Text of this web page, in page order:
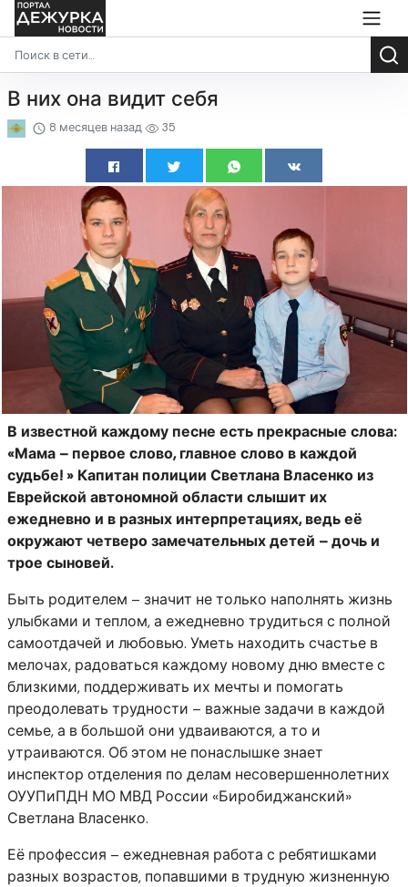
В них она видит себя
8 месяцев назад 35
В известной каждому песне есть прекрасные слова:
«Мама – первое слово, главное слово в каждой
судьбе! » Капитан полиции Светлана Власенко из
Еврейской автономной области слышит их
ежедневно и в разных интерпретациях, ведь её
окружают четверо замечательных детей – дочь и
трое сыновей.
Быть родителем – значит не только наполнять жизнь
улыбками и теплом, а ежедневно трудиться с полной
самоотдачей и любовью. Уметь находить счастье в
мелочах, радоваться каждому новому дню вместе с
близкими, поддерживать их мечты и помогать
преодолевать трудности – важные задачи в каждой
семье, а в большой они удваиваются, а то и
утраиваются. Об этом не понаслышке знает
инспектор отделения по делам несовершеннолетних
ОУУПиПДН МО МВД России «Биробиджанский»
Светлана Власенко.
Её профессия – ежедневная работа с ребятишками
разных возрастов, попавшими в трудную жизненную